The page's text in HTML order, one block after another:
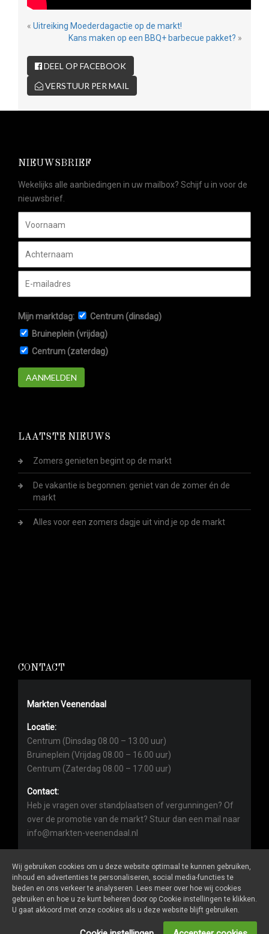
« Uitreiking Moederdagactie op de markt!
Kans maken op een BBQ+ barbecue pakket? »
DEEL OP FACEBOOK
VERSTUUR PER MAIL
NIEUWSBRIEF
Wekelijks alle aanbiedingen in uw mailbox? Schijf u in voor de
nieuwsbrief.
Mijn marktdag:
Centrum (dinsdag)
Bruineplein (vrijdag)
Centrum (zaterdag)
AANMELDEN
LAATSTE NIEUWS
Zomers genieten begint op de markt
De vakantie is begonnen: geniet van de zomer én de
markt
Alles voor een zomers dagje uit vind je op de markt
CONTACT
Markten Veenendaal
Locatie:
Centrum (Dinsdag 08.00 – 13.00 uur)
Bruineplein (Vrijdag 08.00 – 16.00 uur)
Centrum (Zaterdag 08.00 – 17.00 uur)
Contact:
Heb je vragen over standplaatsen of vergunningen? Of
over de promotie van de markt? Stuur dan een mail naar
info@markten-veenendaal.nl
Markten-veenendaal.nlis een website vanDe Markt Online
ALGEMENE VOORWAARDEN
Wij gebruiken cookies om u deze website optimaal te kunnen gebruiken,
inhoud en advertenties te personaliseren, social media-functies te
bieden en ons verkeer te analyseren. Lees meer over hoe wij cookies
gebruiken en hoe u ze kunt beheren door op Cookie instellingen te klikken.
U gaat akkoord met onze cookies als u deze website blijft gebruiken.